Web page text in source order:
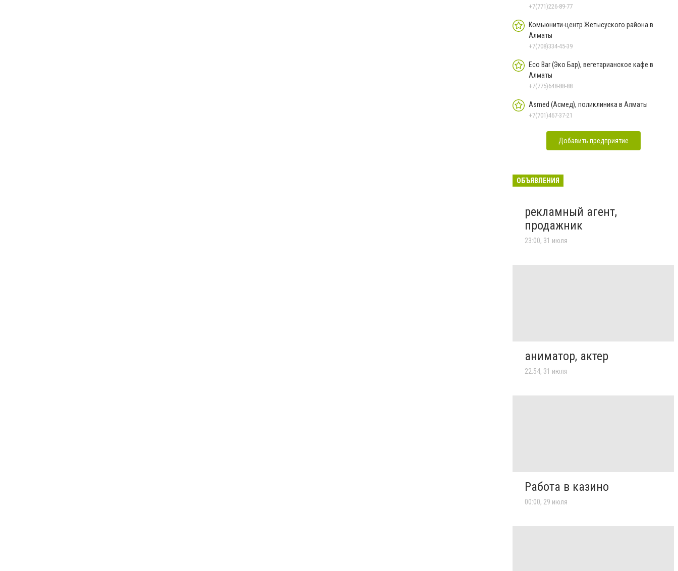
+7(771)226-89-77
Комьюнити-центр Жетысуского района в
Алматы
+7(708)334-45-39
Eco Bar (Эко Бар), вегетарианское кафе в
Алматы
+7(775)648-88-88
Asmed (Асмед), поликлиника в Алматы
+7(701)467-37-21
Добавить предприятие
ОБЪЯВЛЕНИЯ
рекламный агент,
продажник
23:00, 31 июля
аниматор, актер
22:54, 31 июля
Работа в казино
00:00, 29 июля